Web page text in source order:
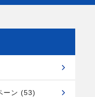
ーン (53)